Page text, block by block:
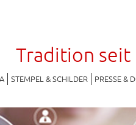
Tradition seit
STEMPEL & SCHILDER PRESSE &